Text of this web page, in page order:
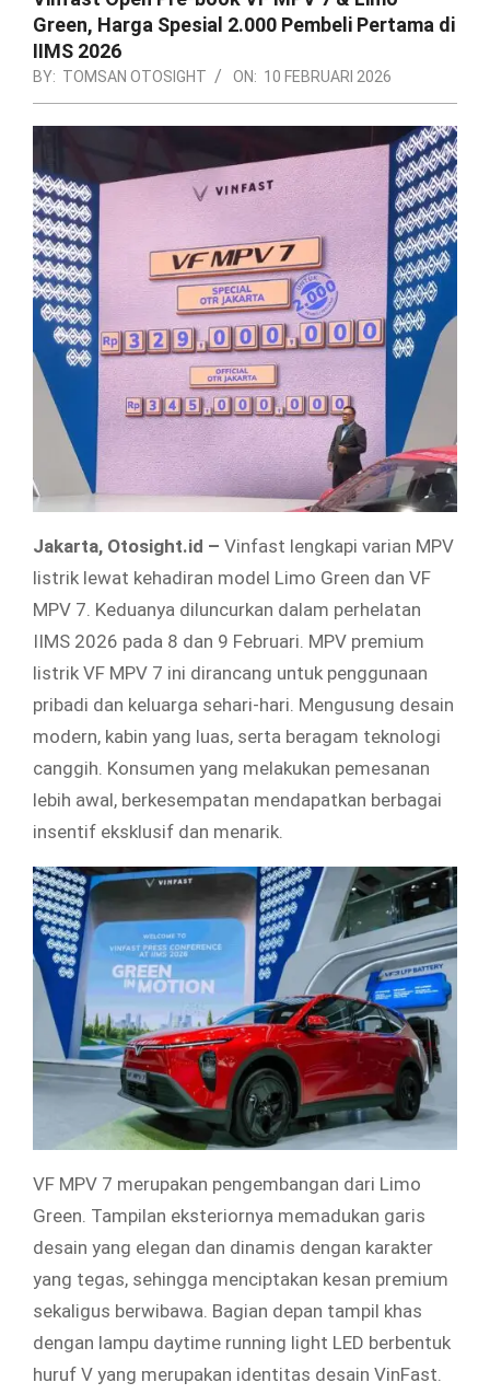
Green, Harga Spesial 2.000 Pembeli Pertama di
IIMS 2026
BY: TOMSAN OTOSIGHT ON: 10 FEBRUARI 2026
Jakarta, Otosight.id – Vinfast lengkapi varian MPV
listrik lewat kehadiran model Limo Green dan VF
MPV 7. Keduanya diluncurkan dalam perhelatan
IIMS 2026 pada 8 dan 9 Februari. MPV premium
listrik VF MPV 7 ini dirancang untuk penggunaan
pribadi dan keluarga sehari-hari. Mengusung desain
modern, kabin yang luas, serta beragam teknologi
canggih. Konsumen yang melakukan pemesanan
lebih awal, berkesempatan mendapatkan berbagai
insentif eksklusif dan menarik.
VF MPV 7 merupakan pengembangan dari Limo
Green. Tampilan eksteriornya memadukan garis
desain yang elegan dan dinamis dengan karakter
yang tegas, sehingga menciptakan kesan premium
sekaligus berwibawa. Bagian depan tampil khas
dengan lampu daytime running light LED berbentuk
huruf V yang merupakan identitas desain VinFast.